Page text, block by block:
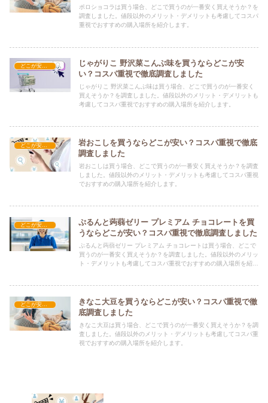
ポロショコラは買う場合、どこで買うのが一番安く買えそうか？を
調査しました。値段以外のメリット・デメリットも考慮してコスパ
重視でおすすめの購入場所を紹介します。
どこが安い？-お菓子・スイーツ・アイス
じゃがりこ 野沢菜こんぶ味を買うならどこが安
い？コスパ重視で徹底調査しました
じゃがりこ 野沢菜こんぶ味は買う場合、どこで買うのが一番安く
買えそうか？を調査しました。値段以外のメリット・デメリットも
考慮してコスパ重視でおすすめの購入場所を紹介します。
どこが安い？-お菓子・スイーツ・アイス
岩おこしを買うならどこが安い？コスパ重視で徹底
調査しました
岩おこしは買う場合、どこで買うのが一番安く買えそうか？を調査
しました。値段以外のメリット・デメリットも考慮してコスパ重視
でおすすめの購入場所を紹介します。
どこが安い？-お菓子・スイーツ・アイス
ぷるんと蒟蒻ゼリー プレミアム チョコレートを買
うならどこが安い？コスパ重視で徹底調査しました
ぷるんと蒟蒻ゼリー プレミアム チョコレートは買う場合、どこで
買うのが一番安く買えそうか？を調査しました。値段以外のメリッ
ト・デメリットも考慮してコスパ重視でおすすめの購入場所を紹介
どこが安い？-お菓子・スイーツ・アイス
きなこ大豆を買うならどこが安い？コスパ重視で徹
底調査しました
きなこ大豆は買う場合、どこで買うのが一番安く買えそうか？を調
査しました。値段以外のメリット・デメリットも考慮してコスパ重
視でおすすめの購入場所を紹介します。